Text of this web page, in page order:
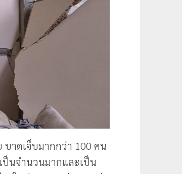
าดเจ็บมากกว่า 100 คน
นจำนวนมากและเป็น